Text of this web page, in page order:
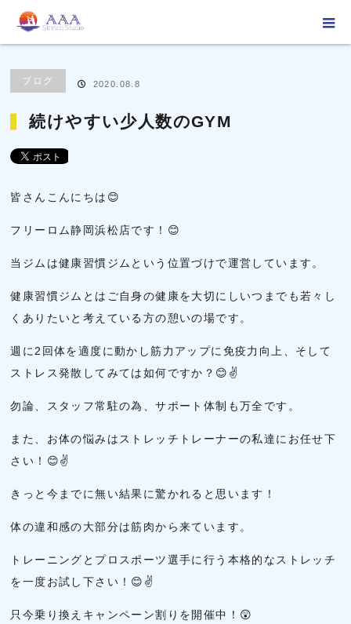
ブログ
ブログ 2020.08.8
続けやすい少人数のGYM
皆さんこんにちは😊
フリーロム静岡浜松店です！😊
当ジムは健康習慣ジムという位置づけで運営しています。
健康習慣ジムとはご自身の健康を大切にしいつまでも若々し
くありたいと考えている方の憩いの場です。
週に2回体を適度に動かし筋力アップに免疫力向上、そして
ストレス発散してみては如何ですか？😊✌
勿論、スタッフ常駐の為、サポート体制も万全です。
また、お体の悩みはストレッチトレーナーの私達にお任せ下
さい！😊✌
きっと今までに無い結果に驚かれると思います！
体の違和感の大部分は筋肉から来ています。
トレーニングとプロスポーツ選手に行う本格的なストレッチ
を一度お試し下さい！😊✌
只今乗り換えキャンペーン割りを開催中！😲